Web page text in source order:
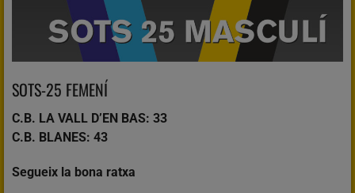
SOTS-25 FEMENÍ
C.B. LA VALL D’EN BAS: 33
C.B. BLANES: 43
Segueix la bona ratxa